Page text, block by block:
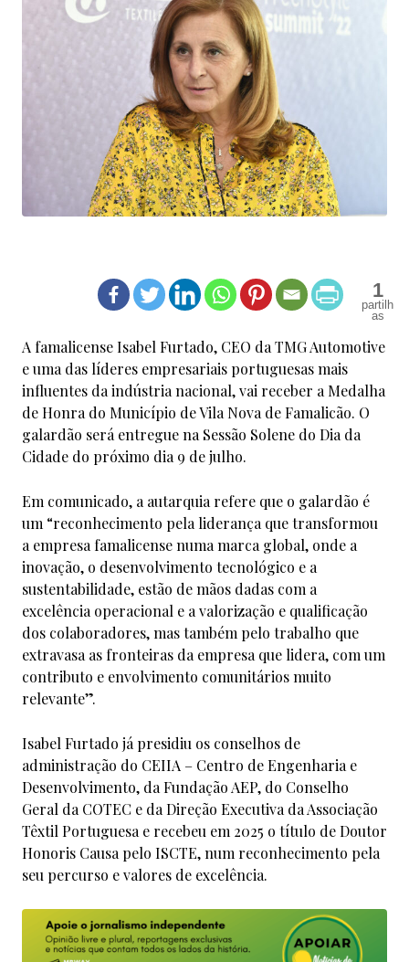
1
A famalicense Isabel Furtado, CEO da TMG Automotive
e uma das líderes empresariais portuguesas mais
influentes da indústria nacional, vai receber a Medalha
de Honra do Município de Vila Nova de Famalicão. O
galardão será entregue na Sessão Solene do Dia da
Cidade do próximo dia 9 de julho.
Em comunicado, a autarquia refere que o galardão é
um “reconhecimento pela liderança que transformou
a empresa famalicense numa marca global, onde a
inovação, o desenvolvimento tecnológico e a
sustentabilidade, estão de mãos dadas com a
excelência operacional e a valorização e qualificação
dos colaboradores, mas também pelo trabalho que
extravasa as fronteiras da empresa que lidera, com um
contributo e envolvimento comunitários muito
relevante”.
Isabel Furtado já presidiu os conselhos de
administração do CEIIA – Centro de Engenharia e
Desenvolvimento, da Fundação AEP, do Conselho
Geral da COTEC e da Direção Executiva da Associação
Têxtil Portuguesa e recebeu em 2025 o título de Doutor
Honoris Causa pelo ISCTE, num reconhecimento pela
seu percurso e valores de excelência.